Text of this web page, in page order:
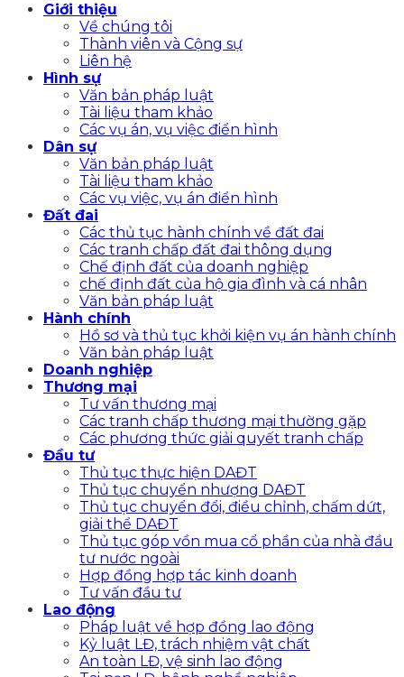
Giới thiệu
Về chúng tôi
Thành viên và Cộng sự
Liên hệ
Hình sự
Văn bản pháp luật
Tài liệu tham khảo
Các vụ án, vụ việc điển hình
Dân sự
Văn bản pháp luật
Tài liệu tham khảo
Các vụ việc, vụ án điển hình
Đất đai
Các thủ tục hành chính về đất đai
Các tranh chấp đất đai thông dụng
Chế định đất của doanh nghiệp
chế định đất của hộ gia đình và cá nhân
Văn bản pháp luật
Hành chính
Hồ sơ và thủ tục khởi kiện vụ án hành chính
Văn bản pháp luật
Doanh nghiệp
Thương mại
Tư vấn thương mại
Các tranh chấp thương mại thường gặp
Các phương thức giải quyết tranh chấp
Đầu tư
Thủ tục thực hiện DAĐT
Thủ tục chuyển nhượng DAĐT
Thủ tục chuyển đổi, điều chỉnh, chấm dứt,
giải thể DAĐT
Thủ tục góp vồn mua cổ phần của nhà đầu
tư nước ngoài
Hợp đồng hợp tác kinh doanh
Tư vấn đầu tư
Lao động
Pháp luật về hợp đồng lao động
Kỷ luật LĐ, trách nhiệm vật chất
An toàn LĐ, vệ sinh lao động